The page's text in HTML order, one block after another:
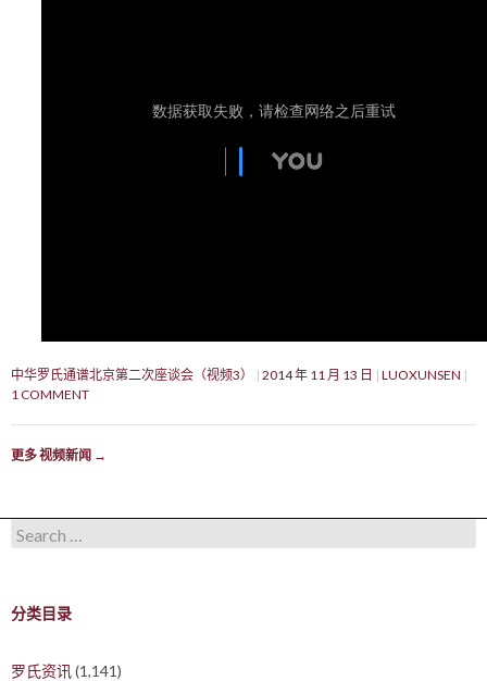
中华罗氏通谱北京第二次座谈会（视频3） 2014 年 11 月 13 日
LUOXUNSEN
1 COMMENT
更多 视频新闻 →
Search for:
分类目录
罗氏资讯(1,141)